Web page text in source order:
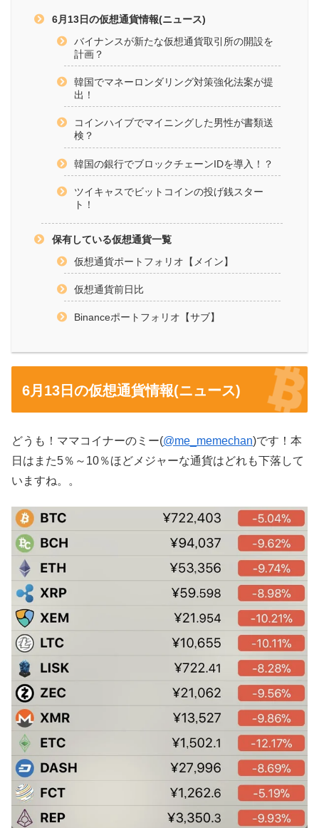
6月13日の仮想通貨情報(ニュース)
バイナンスが新たな仮想通貨取引所の開設を
計画？
韓国でマネーロンダリング対策強化法案が提
出！
コインハイブでマイニングした男性が書類送
検？
韓国の銀行でブロックチェーンIDを導入！？
ツイキャスでビットコインの投げ銭スター
ト！
保有している仮想通貨一覧
仮想通貨ポートフォリオ【メイン】
仮想通貨前日比
Binanceポートフォリオ【サブ】
6月13日の仮想通貨情報(ニュース)
どうも！ママコイナーのミー(@me_memechan)です！本
日はまた5％～10％ほどメジャーな通貨はどれも下落して
いますね。。